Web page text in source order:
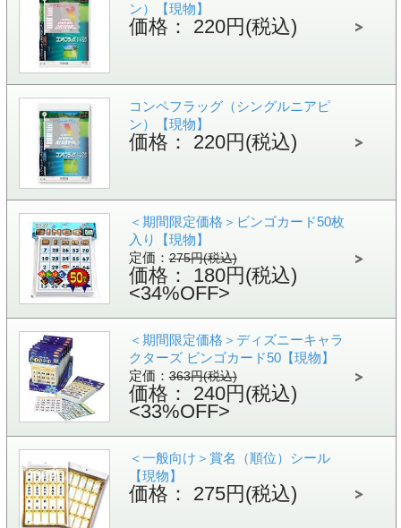
ン）【現物】
価格： 220円(税込)
コンペフラッグ（シングルニアピ
ン）【現物】
価格： 220円(税込)
＜期間限定価格＞ビンゴカード50枚
入り【現物】
定価：275円(税込)
価格： 180円(税込)
<34%OFF>
＜期間限定価格＞ディズニーキャラ
クターズ ビンゴカード50【現物】
定価：363円(税込)
価格： 240円(税込)
<33%OFF>
＜一般向け＞賞名（順位）シール
【現物】
価格： 275円(税込)